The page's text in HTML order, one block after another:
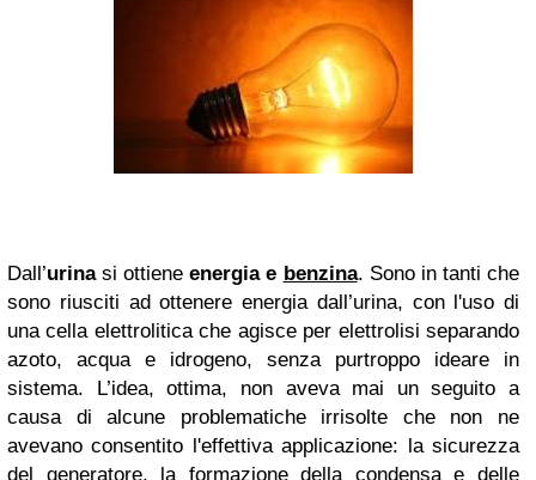
Dall’urinasi ottieneenergia e benzina. Sono in tanti che
sono riusciti ad ottenere energia dall’urina, con l'uso di
una cella elettrolitica che agisce per elettrolisi separando
azoto, acqua e idrogeno, senza purtroppo ideare in
sistema. L’idea, ottima, non aveva mai un seguito a
causa di alcune problematiche irrisolte che non ne
avevano consentito l'effettiva applicazione: la sicurezza
del generatore, la formazione della condensa e delle